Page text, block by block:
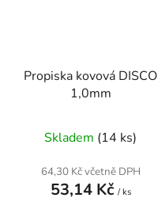
Propiska kovová DISCO
1,0mm
Skladem (14 ks)
64,30 Kč včetně DPH
53,14 Kč / ks